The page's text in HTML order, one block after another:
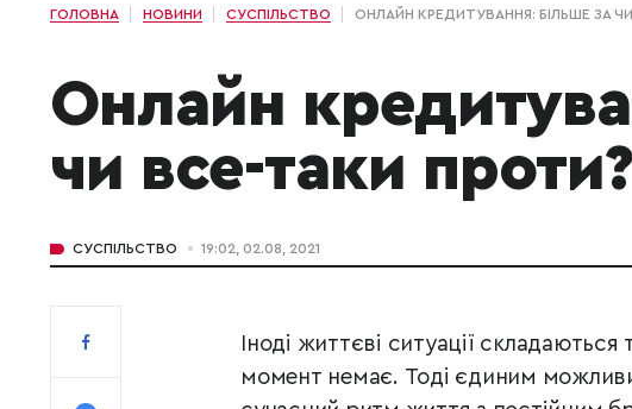
ГОЛОВНА НОВИНИ СУСПІЛЬСТВО ОНЛАЙН КРЕДИТУВАННЯ: БІЛЬШЕ ЗА
Онлайн
чи все-таки проти?
СУСПІЛЬСТВО 19:02, 02.08, 2021
Іноді життєві ситуації
момент немає. Тоді єдиним